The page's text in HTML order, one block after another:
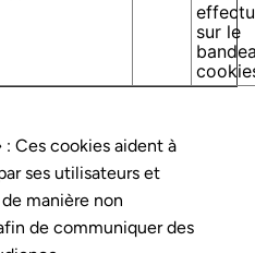
sur le
: Ces cookies aident à
ses utilisateurs et
manière non
de communiquer des